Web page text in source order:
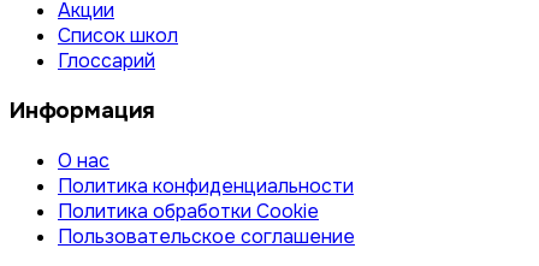
Акции
Список школ
Глоссарий
Информация
О нас
Политика конфиденциальности
Политика обработки Cookie
Пользовательское соглашение